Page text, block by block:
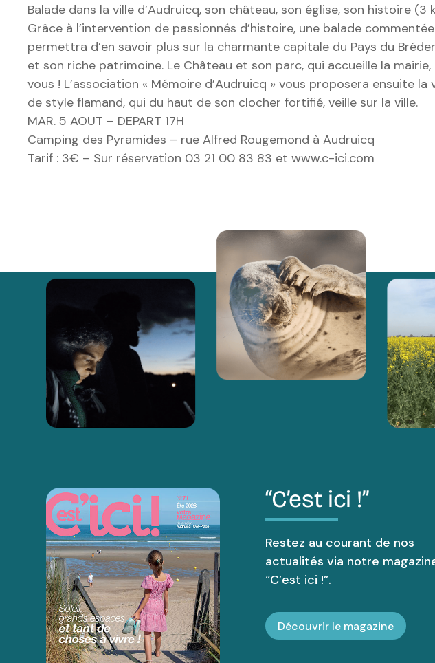
Balade dans la ville d’Audruicq, son château, son église, son histoire (3
Grâce à l’intervention de passionnés d’histoire, une balade
permettra d’en savoir plus sur la charmante capitale du Pays du
et son riche patrimoine. Le Château et son parc, qui accueille la
vous ! L’association « Mémoire d’Audruicq » vous proposera ensuite la
de style flamand, qui du haut de son clocher fortifié, veille sur la ville.
MAR. 5 AOUT – DEPART 17H
Camping des Pyramides – rue Alfred Rougemond à Audruicq
Tarif : 3€ – Sur réservation 03 21 00 83 83 et www.c-ici.com
“C’est ici !”
Restez au courant de nos
actualités via notre
“C’est ici !”.
Découvrir le magazine